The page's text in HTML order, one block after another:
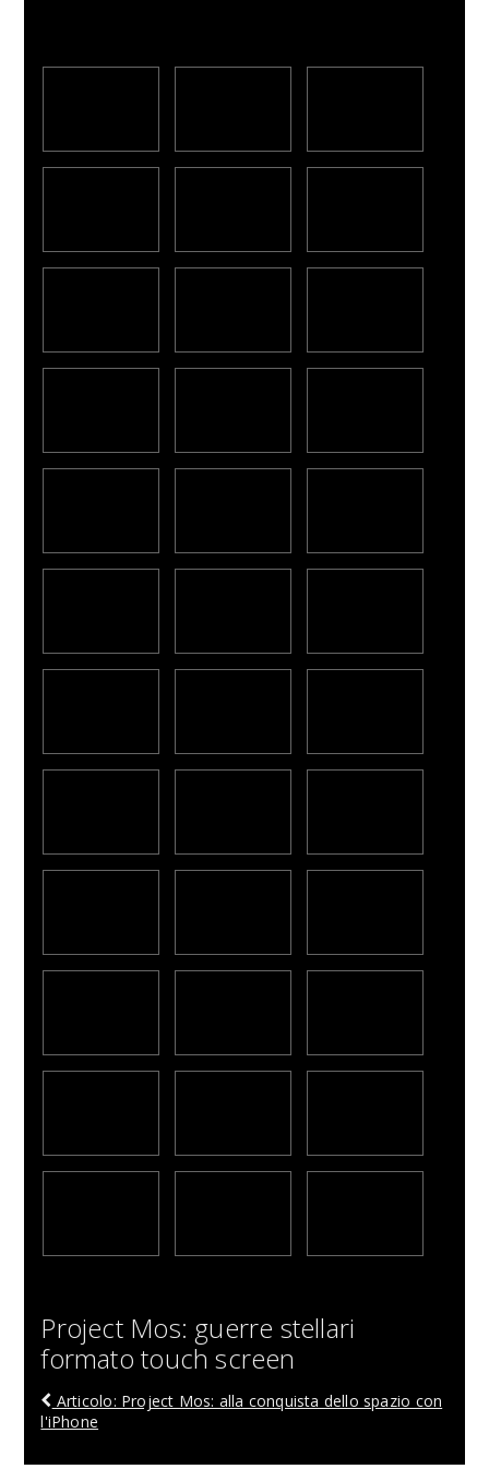
Project Mos: guerre stellari
formato touch screen
Articolo: Project Mos: alla conquista dello spazio con
l'iPhone